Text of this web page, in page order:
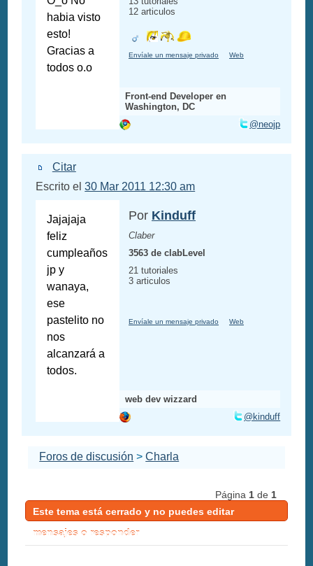
habia visto
esto!
Gracias a
todos o.o
12 articulos
Envíale un mensaje privado Web
Front-end Developer en
Washington, DC
@neojp
Citar
Escrito el30 Mar 2011 12:30 am
Jajajaja
feliz
cumpleaños
jp y
wanaya,
ese
pastelito no
nos
alcanzará a
todos.
Por Kinduff
Claber
3563 de clabLevel
21 tutoriales
3 articulos
Envíale un mensaje privado Web
web dev wizzard
@kinduff
Foros de discusión >Charla
Página 1de 1
Este tema está cerrado y no puedes editar
mensajes o responder